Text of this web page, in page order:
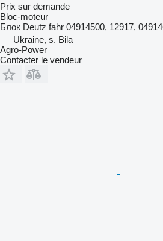
Prix sur demande
Bloc-moteur
Блок Deutz fahr 04914500, 12917,
Ukraine, s. Bila
Agro-Power
Contacter le vendeur